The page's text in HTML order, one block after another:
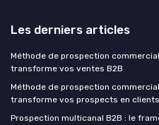
Les derniers articles
Méthode de prospection
transforme vos ventes B2B
Méthode de prospection
transforme vos prospects en clients
Prospection multicanal B2B : le